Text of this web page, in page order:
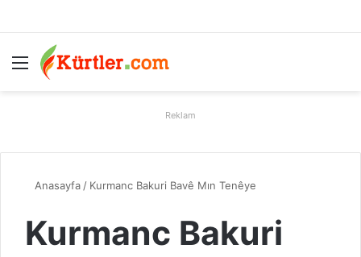
Menü
Reklam
Anasayfa / Kurmanc Bakuri Bavê Mın Tenêye
Kurmanc Bakuri